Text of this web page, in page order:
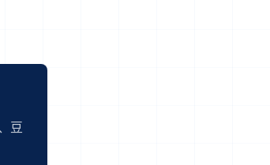
豆